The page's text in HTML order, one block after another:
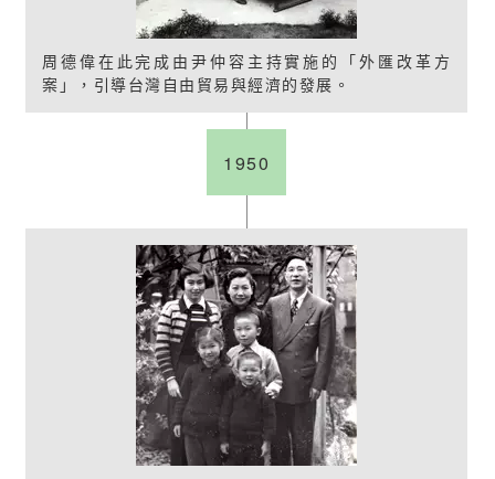
周德偉在此完成由尹仲容主持實施的「外匯改革方
案」，引導台灣自由貿易與經濟的發展。
1950